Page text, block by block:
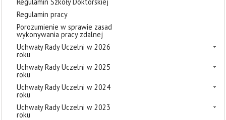
Regulamin pracy
Porozumienie w sprawie zasad
wykonywania pracy zdalnej
Uchwały Rady Uczelni w 2026
roku
Uchwały Rady Uczelni w 2025
roku
Uchwały Rady Uczelni w 2024
roku
Uchwały Rady Uczelni w 2023
roku